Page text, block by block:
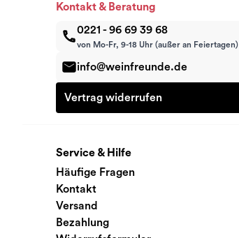
Kontakt & Beratung
0221 - 96 69 39 68
von Mo-Fr, 9-18 Uhr (außer an Feiertagen)
info@weinfreunde.de
Vertrag widerrufen
Service & Hilfe
Häufige Fragen
Kontakt
Versand
Bezahlung